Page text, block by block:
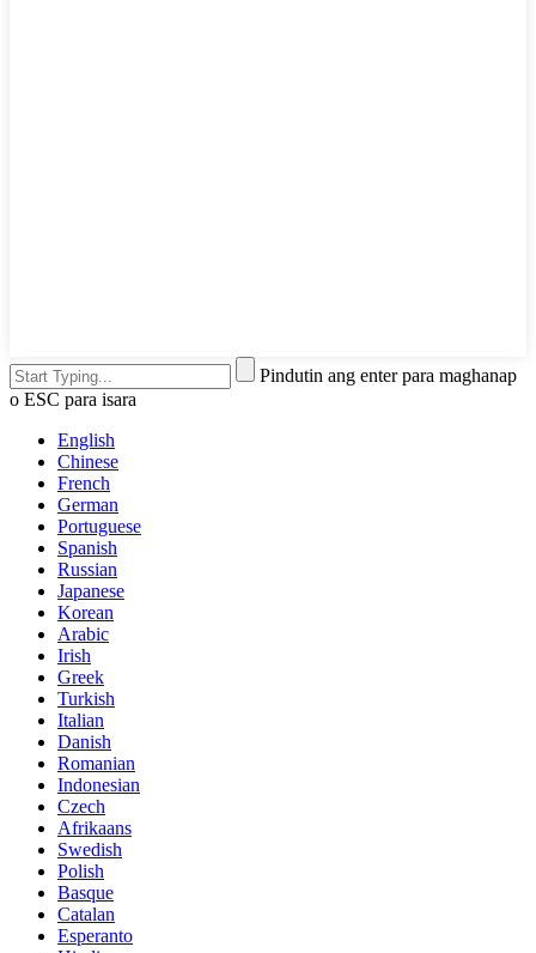
Pindutin ang enter para maghanap
o ESC para isara
English
Chinese
French
German
Portuguese
Spanish
Russian
Japanese
Korean
Arabic
Irish
Greek
Turkish
Italian
Danish
Romanian
Indonesian
Czech
Afrikaans
Swedish
Polish
Basque
Catalan
Esperanto